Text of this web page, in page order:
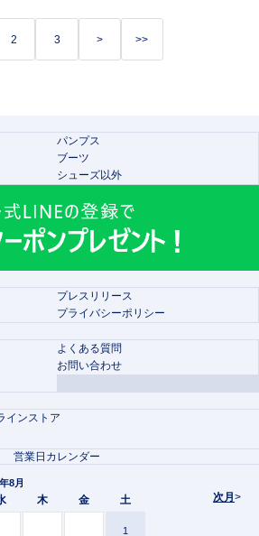
2 3 > >>
パンプス
ブーツ
シューズ以外
プレスリリース
プライバシーポリシー
よくある質問
お問い合わせ
インストア
次月>
営業日カレンダー
8月
木 金 土
1